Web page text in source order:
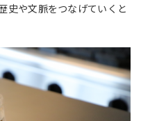
史や文脈をつなげていくと